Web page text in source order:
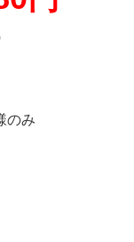
のみ